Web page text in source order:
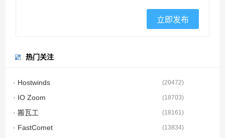
热门关注
· Hostwinds (20472)
· IO Zoom (18703)
· 搬瓦工 (18161)
· FastComet (13834)